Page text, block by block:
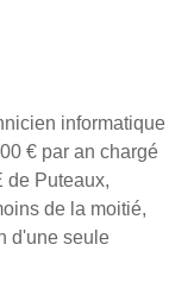
informatique
€ par an chargé
de Puteaux,
de la moitié,
d'une seule